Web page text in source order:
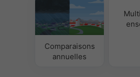
Comparaisons
annuelles